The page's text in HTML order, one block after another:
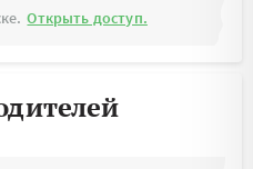
Открыть доступ.